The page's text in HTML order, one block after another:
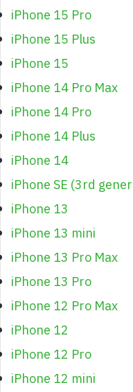
iPhone 15 Pro
iPhone 15 Plus
iPhone 15
iPhone 14 Pro Max
iPhone 14 Pro
iPhone 14 Plus
iPhone 14
iPhone SE (3rd
iPhone 13
iPhone 13 mini
iPhone 13 Pro Max
iPhone 13 Pro
iPhone 12 Pro Max
iPhone 12
iPhone 12 Pro
iPhone 12 mini